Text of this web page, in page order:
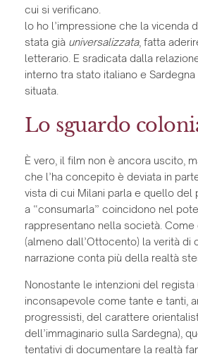
cui si verificano.
lo ho l’impressione che la vicenda
stata giàuniversalizzata, fatta
letterario. E sradicata dalla
interno tra stato italiano e
situata.
Lo sguardo
È vero, il film non è ancora uscito,
che l’ha concepito è deviata in
vista di cui Milani parla e quello
a “consumarla” coincidono nel
rappresentano nella società.
(almeno dall’Ottocento) la verità di
narrazione conta più della realtà
Nonostante le intenzioni del regista
inconsapevole come tante e tanti,
progressisti, del carattere
dell’immaginario sulla Sardegna),
tentativi di documentare la realtà